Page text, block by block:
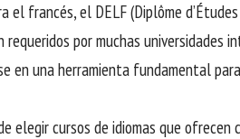
el francés, el DELF (Diplôme
por muchas universidades
en una herramienta fundamental
elegir cursos de idiomas que